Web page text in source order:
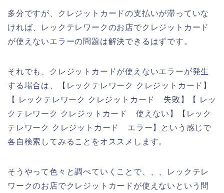
多分ですが、クレジットカードの支払いが滞っていな
ければ、レックテレワークのお店でクレジットカード
が使えないエラーの問題は解決できるはずです。
それでも、クレジットカードが使えないエラーが発生
する場合は、【レックテレワーク クレジットカード】
【 レックテレワーク クレジットカード 失敗】【 レッ
クテレワーク クレジットカード 使えない】【レック
テレワーク クレジットカード エラー】という感じで
各自検索してみることをオススメします。
そうやって色々と調べていくことで、、、レックテレ
ワークのお店でクレジットカードが使えないという問